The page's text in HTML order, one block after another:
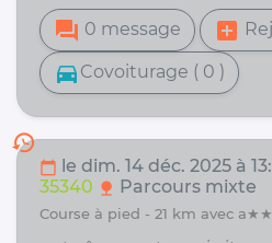
forum 0 message add_box
directions_car Covoiturage ( 0 )
history
calendar_today le dim. 14 déc. 2025 à
35340 nature Parcours mixte
course à pied - 21 km avec